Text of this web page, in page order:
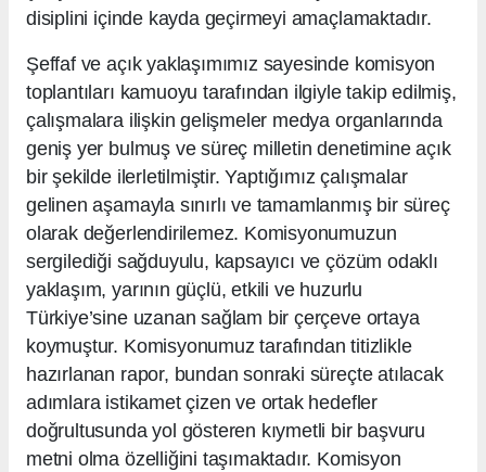
disiplini içinde kayda geçirmeyi amaçlamaktadır.
Şeffaf ve açık yaklaşımımız sayesinde komisyon
toplantıları kamuoyu tarafından ilgiyle takip edilmiş,
çalışmalara ilişkin gelişmeler medya organlarında
geniş yer bulmuş ve süreç milletin denetimine açık
bir şekilde ilerletilmiştir. Yaptığımız çalışmalar
gelinen aşamayla sınırlı ve tamamlanmış bir süreç
olarak değerlendirilemez. Komisyonumuzun
sergilediği sağduyulu, kapsayıcı ve çözüm odaklı
yaklaşım, yarının güçlü, etkili ve huzurlu
Türkiye’sine uzanan sağlam bir çerçeve ortaya
koymuştur. Komisyonumuz tarafından titizlikle
hazırlanan rapor, bundan sonraki süreçte atılacak
adımlara istikamet çizen ve ortak hedefler
doğrultusunda yol gösteren kıymetli bir başvuru
metni olma özelliğini taşımaktadır. Komisyon